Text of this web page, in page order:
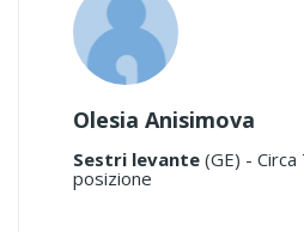
Olesia Anisimova
Sestri levante (GE) -
posizione